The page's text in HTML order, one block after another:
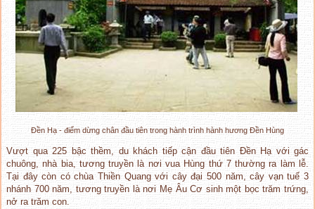
Đền Hạ - điểm dừng chân đầu tiên trong hành trình hành hương Đền Hùng
Vượt qua 225 bậc thềm, du khách tiếp cận đầu tiên Đền Hạ với gác
chuông, nhà bia, tương truyền là nơi vua Hùng thứ 7 thường ra làm lễ.
Tại đây còn có chùa Thiền Quang với cây đại 500 năm, cây vạn tuế 3
nhánh 700 năm, tương truyền là nơi Mẹ Âu Cơ sinh một bọc trăm trứng,
nở ra trăm con.